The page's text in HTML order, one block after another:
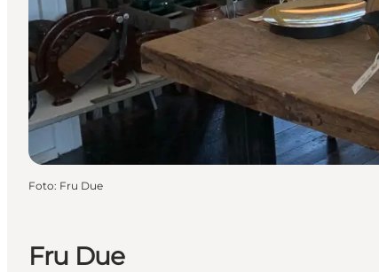
Fru Due
Foto: Fru Due